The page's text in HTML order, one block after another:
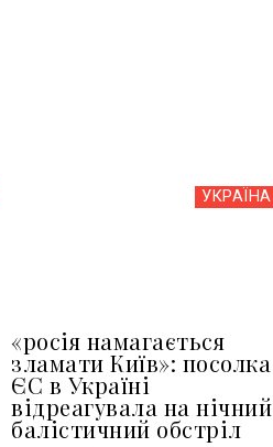
УКРАЇНА
«росія намагається
зламати Київ»: посолка
ЄС в Україні
відреагувала на нічний
балістичний обстріл